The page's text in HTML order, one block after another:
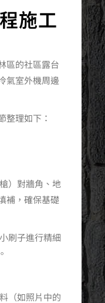
施工
區的社區露台
氣室外機周邊
整理如下：
）對牆角、地
補，確保基礎
刷子進行精細
（如照片中的